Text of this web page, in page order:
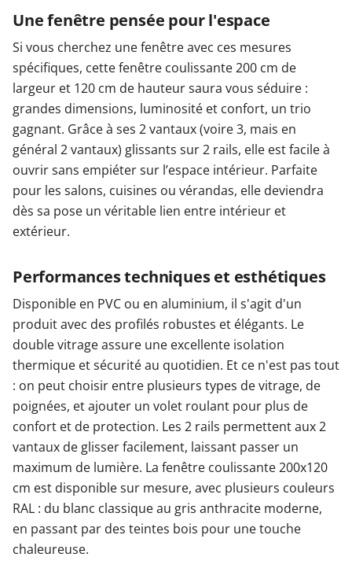
Une fenêtre pensée pour l'espace
Si vous cherchez une fenêtre avec ces mesures
spécifiques, cette fenêtre coulissante 200 cm de
largeur et 120 cm de hauteur saura vous séduire :
grandes dimensions, luminosité et confort, un trio
gagnant. Grâce à ses 2 vantaux (voire 3, mais en
général 2 vantaux) glissants sur 2 rails, elle est facile à
ouvrir sans empiéter sur l’espace intérieur. Parfaite
pour les salons, cuisines ou vérandas, elle deviendra
dès sa pose un véritable lien entre intérieur et
extérieur.
Performances techniques et esthétiques
Disponible en PVC ou en aluminium, il s'agit d'un
produit avec des profilés robustes et élégants. Le
double vitrage assure une excellente isolation
thermique et sécurité au quotidien. Et ce n'est pas tout
: on peut choisir entre plusieurs types de vitrage, de
poignées, et ajouter un volet roulant pour plus de
confort et de protection. Les 2 rails permettent aux 2
vantaux de glisser facilement, laissant passer un
maximum de lumière. La fenêtre coulissante 200x120
cm est disponible sur mesure, avec plusieurs couleurs
RAL : du blanc classique au gris anthracite moderne,
en passant par des teintes bois pour une touche
chaleureuse.